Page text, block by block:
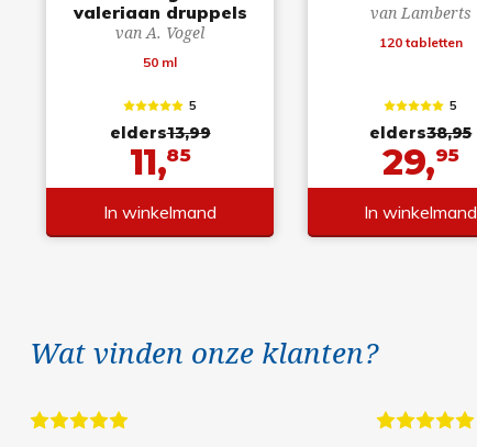
valeriaan druppels
van A. Vogel
50 ml
5
elders13,99
11,85
In winkelmand
van Lamberts
120 tabletten
5
elders38,95
29,95
In winkelmand
Wat vinden onze klanten?